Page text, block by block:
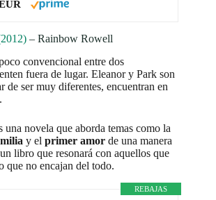
– Rainbow Rowell
convencional entre dos
fuera de lugar. Eleanor y Park son
de ser muy diferentes, encuentran en
una novela que aborda temas como la
y el primer amor de una manera
libro que resonará con aquellos que
que no encajan del todo.
REBAJAS